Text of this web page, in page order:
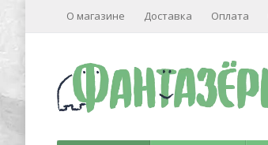
О магазине Доставка Оплата